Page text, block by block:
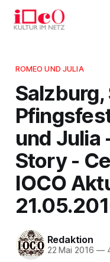
ROMEO UND JULIA
und Julia
Story -
IOCO
Redaktion
22 Mai 2016 —